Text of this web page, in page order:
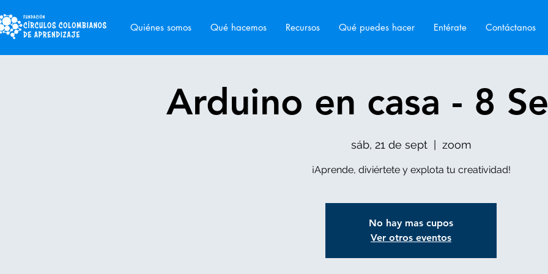
Quiénes somos Qué hacemos Recursos Qué puedes hacer Entérate Contáctanos
Arduino en casa - 8
sáb, 21 de sept
  |
zoom
¡Aprende, diviértete y explota tu creatividad!
No hay mas cupos
Ver otros eventos